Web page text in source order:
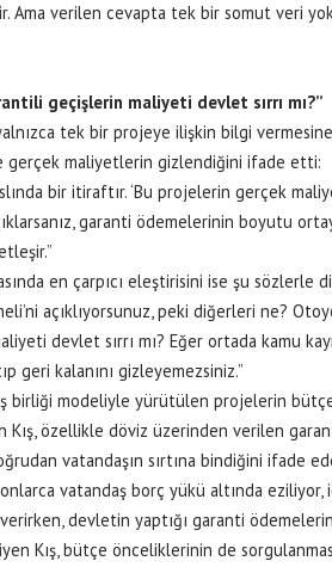
Ama verilen cevapta tek bir somut veri
geçişlerin maliyeti devlet sırrı mı?”
tek bir projeye ilişkin bilgi
gerçek maliyetlerin gizlendiğini ifade etti:
bir itiraftır. ‘Bu projelerin gerçek
garanti ödemelerinin boyutu
en çarpıcı eleştirisini ise şu sözlerle
açıklıyorsunuz, peki diğerleri ne?
devlet sırrı mı? Eğer ortada kamu
geri kalanını gizleyemezsiniz.”
birliği modeliyle yürütülen projelerin
Kış, özellikle döviz üzerinden verilen
vatandaşın sırtına bindiğini ifade
vatandaş borç yükü altında
devletin yaptığı garanti
Kış, bütçe önceliklerinin de